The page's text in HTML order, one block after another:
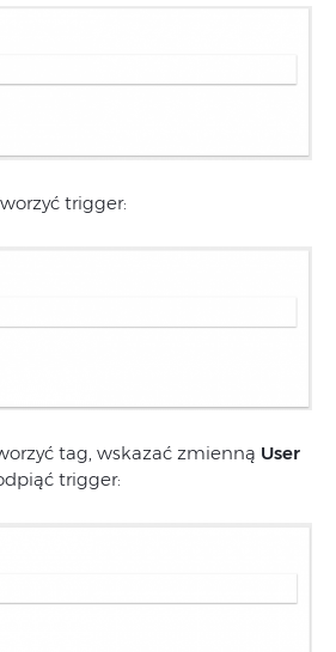
trigger:
tag, wskazać zmienną User
trigger: